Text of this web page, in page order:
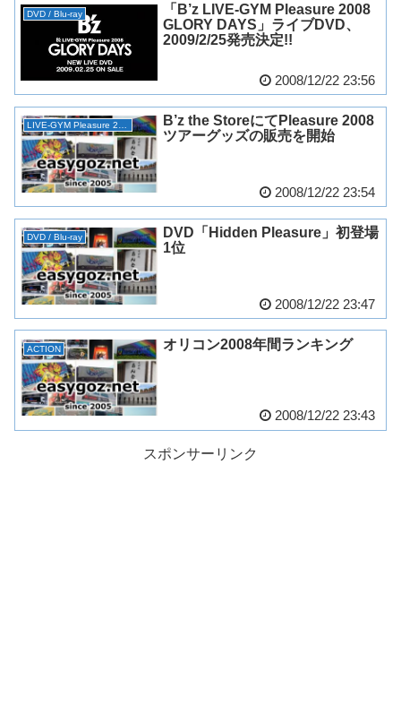
DVD / Blu-ray
「B’z LIVE-GYM Pleasure 2008
GLORY DAYS」ライブDVD、
2009/2/25発売決定!!
2008/12/22 23:56
B’z the StoreにてPleasure 2008
ツアーグッズの販売を開始
2008/12/22 23:54
DVD / Blu-ray
DVD「Hidden Pleasure」初登場
1位
2008/12/22 23:47
ACTION オリコン2008年間ランキング
2008/12/22 23:43
スポンサーリンク